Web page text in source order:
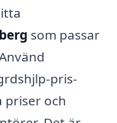
som passar
pris-
priser och